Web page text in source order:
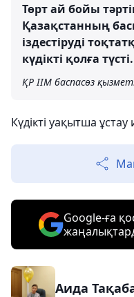
Төрт ай бойы
Қазақстанның
іздестіруді
күдікті қолға түсті.
ҚР ІІМ баспасөз
Күдікті уақытша
Google-ға
Аида